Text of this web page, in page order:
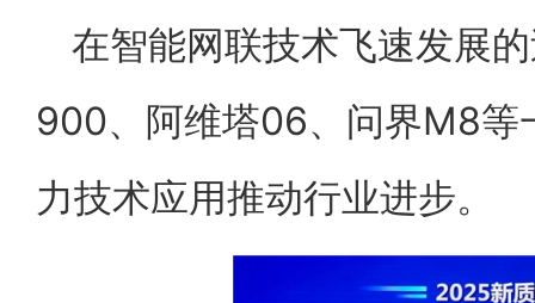
在智能网联技术飞速发展
900、阿维塔06、问界M8等
力技术应用推动行业进步。